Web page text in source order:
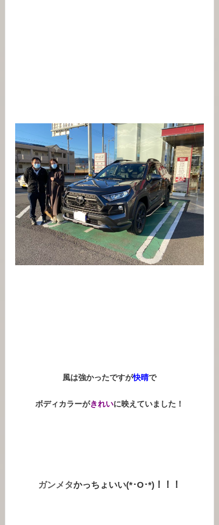
風は強かったですが快晴で
ボディカラーがきれいに映えていました！
ガンメタかっちょいい(*･O･*)！！！